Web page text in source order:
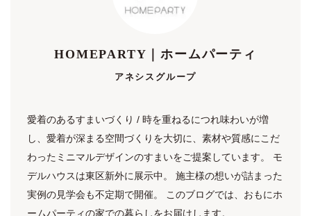
HOMEPARTY｜ホームパーティ
アネシスグループ
愛着のあるすまいづくり / 時を重ねるにつれ味わいが増
し、愛着が深まる空間づくりを大切に、素材や質感にこだ
わったミニマルデザインのすまいをご提案しています。 モ
デルハウスは東区新外に展示中。 施主様の想いが詰まった
実例の見学会も不定期で開催。 このブログでは、おもにホ
ームパーティの家での暮らしをお届けします。